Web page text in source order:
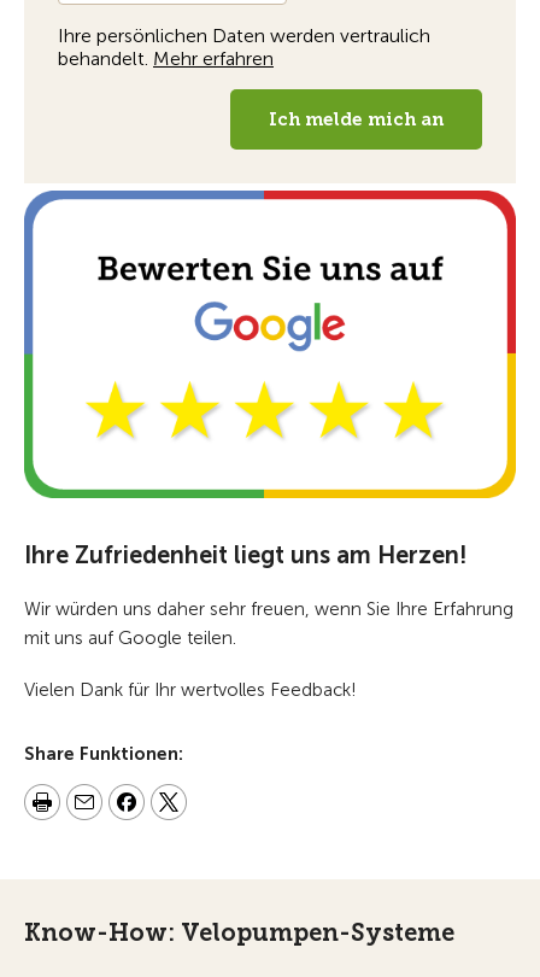
Ihre Zufriedenheit liegt uns am Herzen!
Wir würden uns daher sehr freuen, wenn Sie Ihre Erfahrung
mit uns auf Google teilen.
Vielen Dank für Ihr wertvolles Feedback!
Share Funktionen:
Know-How: Velopumpen-Systeme